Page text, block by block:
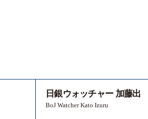
日銀ウォッチャー 加藤出
BoJ Watcher Kato Izuru